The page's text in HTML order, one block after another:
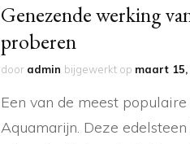
Genezende werking
proberen
door admin bijgewerkt op maart 15,
Een van de meest
Aquamarijn. Deze